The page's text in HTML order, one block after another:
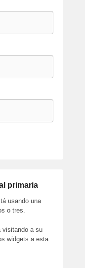
primaria
usando una
o tres.
visitando a su
widgets a esta